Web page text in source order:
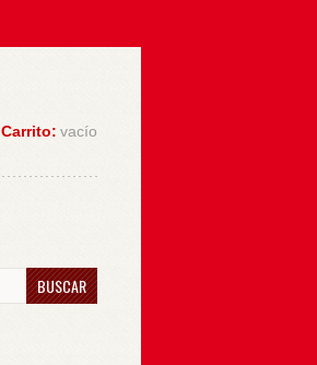
Carrito: vacío
BUSCAR